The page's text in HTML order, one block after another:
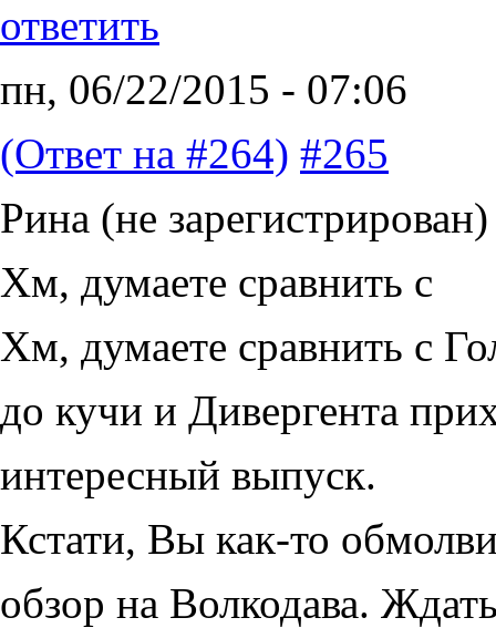
ответить
пн, 06/22/2015 - 07:06
(Ответ на #264) #265
Рина (не зарегистрирован)
Хм, думаете сравнить с
Хм, думаете сравнить с
до кучи и Дивергента
интересный выпуск.
Кстати, Вы как-то
обзор на Волкодава.